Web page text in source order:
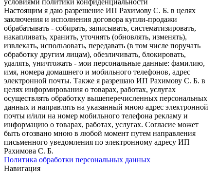
Настоящим я даю разрешение ИП Рахимову С. Б. в целях
заключения и исполнения договора купли-продажи
обрабатывать - собирать, записывать, систематизировать,
накапливать, хранить, уточнять (обновлять, изменять),
извлекать, использовать, передавать (в том числе поручать
обработку другим лицам), обезличивать, блокировать,
удалять, уничтожать - мои персональные данные: фамилию,
имя, номера домашнего и мобильного телефонов, адрес
электронной почты. Также я разрешаю ИП Рахимову С. Б. в
целях информирования о товарах, работах, услугах
осуществлять обработку вышеперечисленных персональных
данных и направлять на указанный мною адрес электронной
почты и/или на номер мобильного телефона рекламу и
информацию о товарах, работах, услугах. Согласие может
быть отозвано мною в любой момент путем направления
письменного уведомления по электронному адресу ИП
Рахимова С. Б.
Политика обработки персональных данных
Навигация